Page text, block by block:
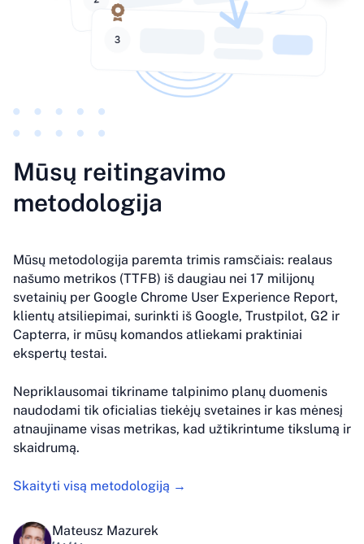
Mūsų reitingavimo
metodologija
Mūsų metodologija paremta trimis ramsčiais: realaus
našumo metrikos (TTFB) iš daugiau nei 17 milijonų
svetainių per Google Chrome User Experience Report,
klientų atsiliepimai, surinkti iš Google, Trustpilot, G2 ir
Capterra, ir mūsų komandos atliekami praktiniai
ekspertų testai.
Nepriklausomai tikriname talpinimo planų duomenis
naudodami tik oficialias tiekėjų svetaines ir kas mėnesį
atnaujiname visas metrikas, kad užtikrintume tikslumą ir
skaidrumą.
Skaityti visą metodologiją →
Mateusz Mazurek